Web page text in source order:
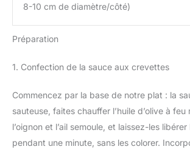
8-10 cm de diamètre/côté)
Préparation
1. Confection de la sauce aux crevettes
Commencez par la base de notre plat : la
sauteuse, faites chauffer l’huile d’olive à
l’oignon et l’ail semoule, et laissez-les
pendant une minute, sans les colorer.